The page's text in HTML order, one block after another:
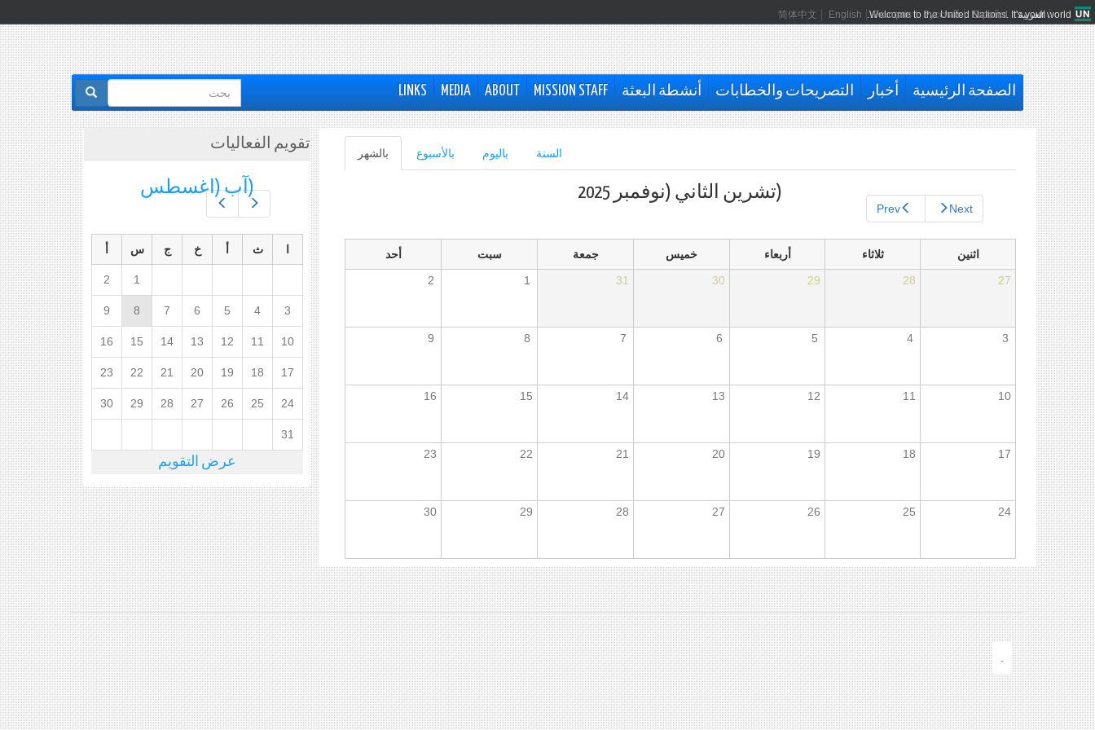
Welcome to the United Nations. It's your world.
العربية 简体中文 English Français Русский Español
الصفحة الرئيسية أخبار التصريحات والخطابات أنشطة البعثة MISSION STAFF
ABOUT
MEDIA
LINKS
استمارة
البحث
الأساسية
بالشهر
التبويب
النشطة)
بالأسبوع باليوم السنة
Prev Next
(تشرين الثاني (نوفمبر 2025
اثنين ثلاثاء أربعاء خميس جمعة سبت
أحد
27
28
29
30
31
1
2
3
4
5
6
7
8
9
10
11
12
13
14
15
16
17
18
19
20
21
22
23
24
25
26
27
28
29
30
تقويم الفعاليات
(آب (اغسطس
ث خ ج س
1
2
3
4
5
6
7
8
9
10
11
12
13
14
15
16
17
18
19
20
21
22
23
24
25
26
27
28
29
30
31
عرض التقويم